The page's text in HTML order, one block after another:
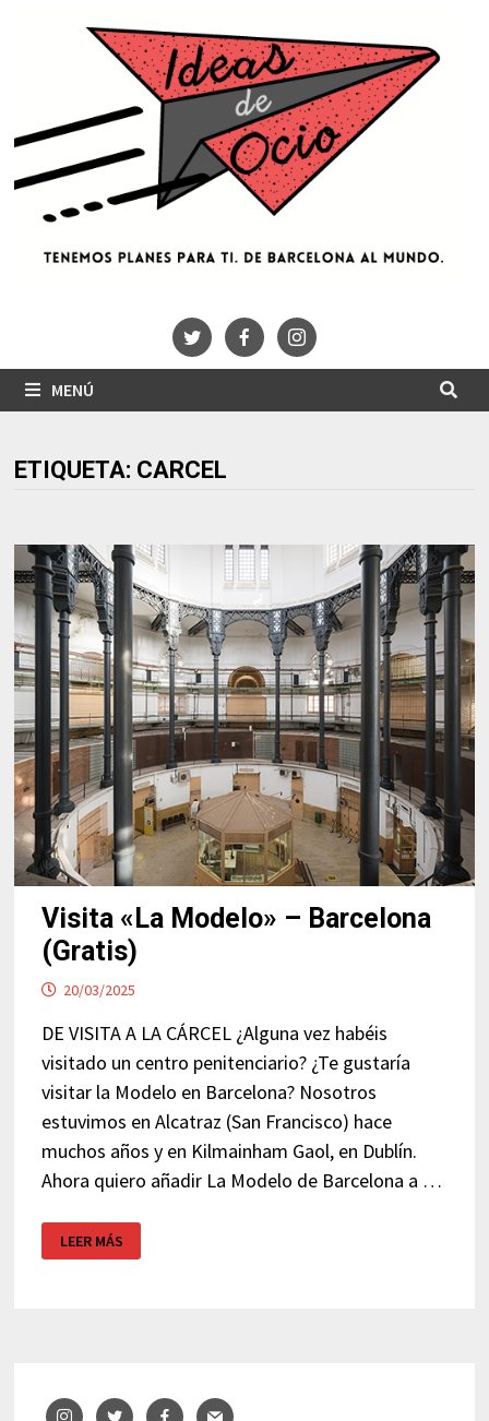
MENÚ
ETIQUETA: CARCEL
Visita «La Modelo» – Barcelona
(Gratis)
20/03/2025
DE VISITA A LA CÁRCEL ¿Alguna vez habéis
visitado un centro penitenciario? ¿Te gustaría
visitar la Modelo en Barcelona? Nosotros
estuvimos en Alcatraz (San Francisco) hace
muchos años y en Kilmainham Gaol, en Dublín.
Ahora quiero añadir La Modelo de Barcelona a …
«LA
MODELO»
LEER MÁS